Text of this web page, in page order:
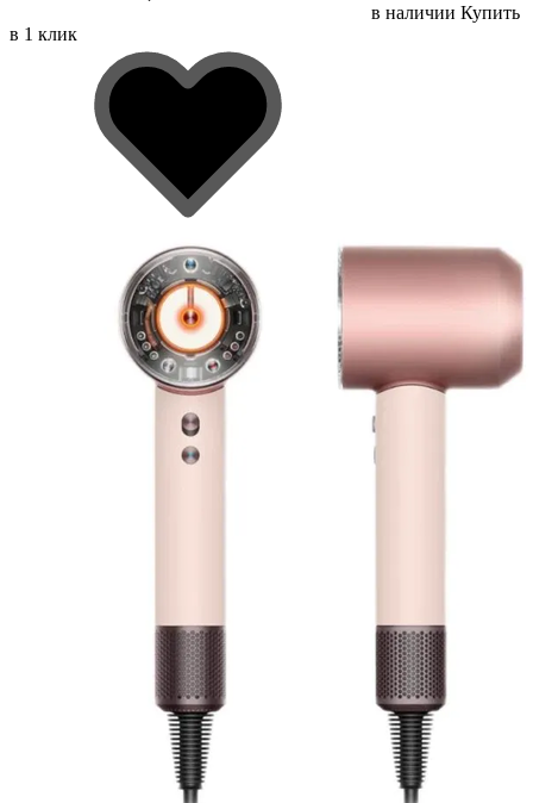
в наличии Купить
в 1 клик